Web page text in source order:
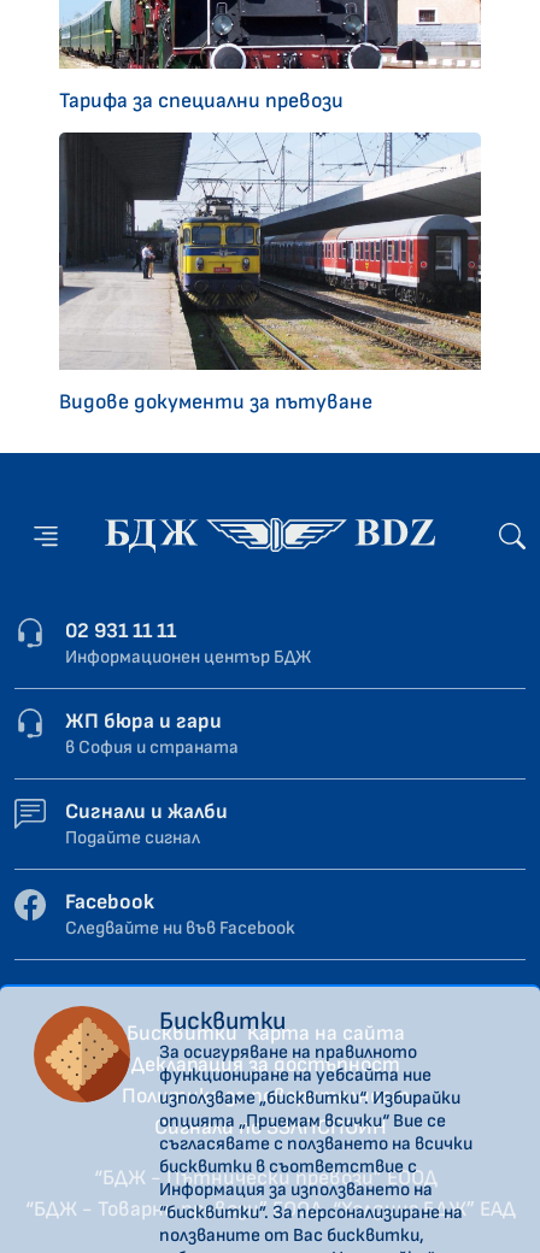
Тарифа за специални превози
Видове документи за пътуване
02 931 11 11
Информационен център БДЖ
ЖП бюра и гари
в София и страната
Сигнали и жалби
Подайте сигнал
Facebook
Следвайте ни във Facebook
Бисквитки Карта на сайта
Декларация за достъпност
Политика за поверителност
Сигнали по ЗЗЛПСПОИН
“БДЖ - Пътнически превози” ЕООД
“БДЖ - Товарни превози” ЕООД “Холдинг БДЖ” ЕАД
Бисквитки
За осигуряване на правилното
функциониране на уебсайта ние
използваме „бисквитки“. Избирайки
опцията „Приемам всички“ Вие се
съгласявате с ползването на всички
бисквитки в съответствие с
Информация за използването на
“бисквитки”. За персонализиране на
ползваните от Вас бисквитки,